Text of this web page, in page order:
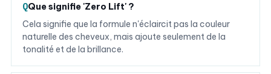
Que signifie 'Zero Lift' ?
Cela signifie que la formule n'éclaircit pas la couleur
naturelle des cheveux, mais ajoute seulement de la
tonalité et de la brillance.